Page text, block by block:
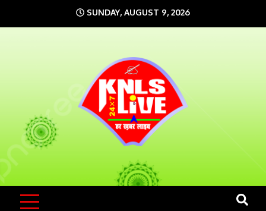
to
SUNDAY, AUGUST 9, 2026
KNLS LIVE
India`s No.1 News Portal